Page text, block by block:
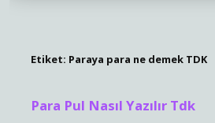
Etiket: Paraya para ne demek TDK
Para Pul Nasıl Yazılır Tdk